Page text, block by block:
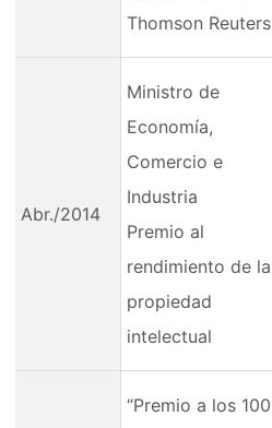
Thomson Reuters
Abr./2014
Ministro de
Economía,
Comercio e
Industria
Premio al
rendimiento de la
propiedad
intelectual
“Premio a los 100